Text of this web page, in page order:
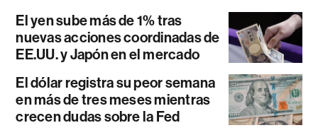
El yen sube más de 1% tras
nuevas acciones coordinadas de
EE.UU. y Japón en el mercado
El dólar registra su peor semana
en más de tres meses mientras
crecen dudas sobre la Fed